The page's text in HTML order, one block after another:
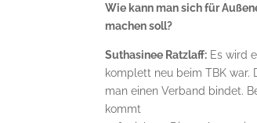
Wie kann man sich für
machen soll?
Suthasinee Ratzlaff: Es wird
komplett neu beim TBK war.
man einen Verband bindet.
kommt